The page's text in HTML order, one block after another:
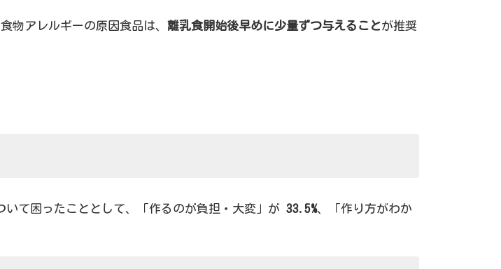
物アレルギーの原因食品は、 離乳食開始後早めに少量ずつ与えることが推奨
て困ったこととして、「作るのが負担・大変」が 33.5%、「作り方がわか